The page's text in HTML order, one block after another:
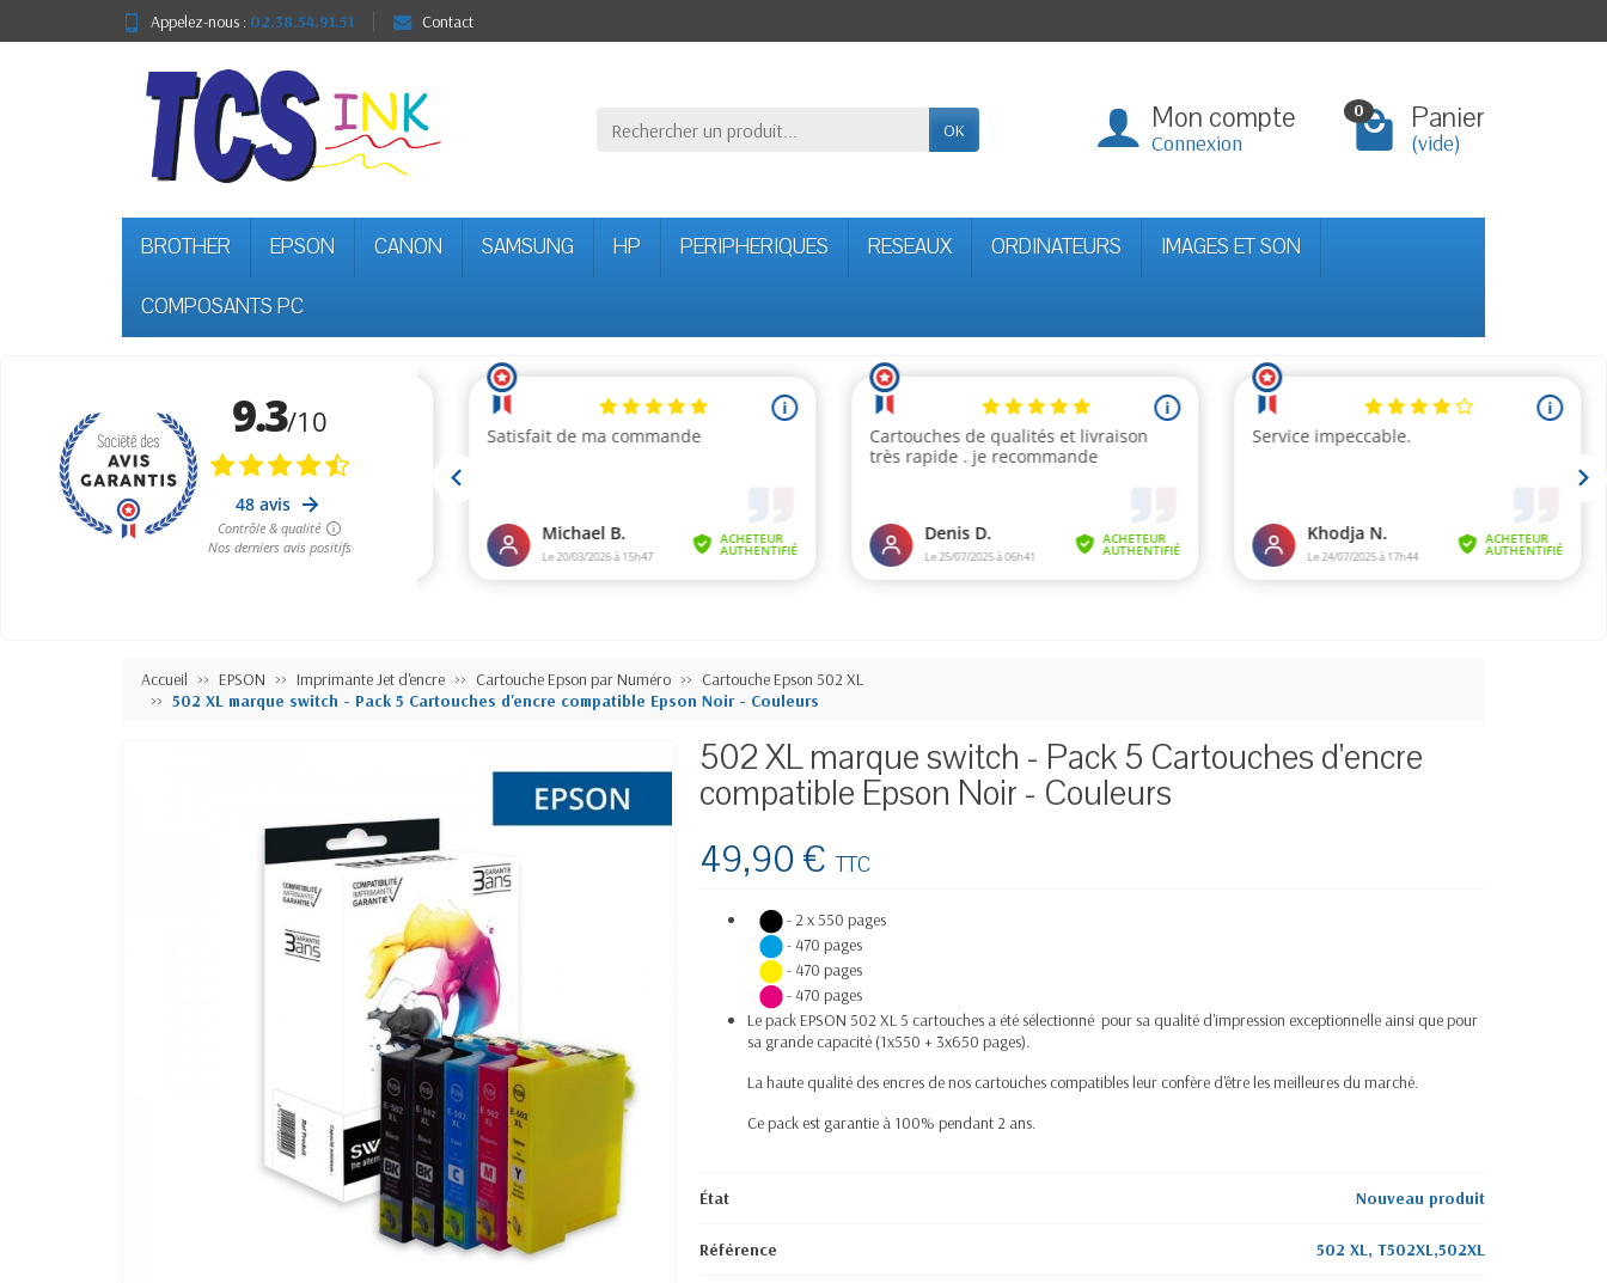
Appelez-nous : 02.38.54.91.51 Contact
OK Mon compte
Connexion
0 Panier
(vide)
BROTHER EPSON CANON SAMSUNG HP PERIPHERIQUES RESEAUX ORDINATEURS IMAGES ET SON
COMPOSANTS PC
Accueil EPSON Imprimante Jet d'encre Cartouche Epson par Numéro
Cartouche Epson 502 XL
502 XL marque switch - Pack 5 Cartouches d'encre compatible Epson Noir - Couleurs
502 XL marque switch - Pack 5 Cartouches d'encre
compatible Epson Noir - Couleurs
49,90 €TTC
-2 x550 pages
-470 pages
-470 pages
-470 pages
Le pack EPSON 502 XL 5 cartouches a été sélectionné pour sa qualité d'impression exceptionnelle ainsi que pour
sa grande capacité (1x550 + 3x650 pages).
La haute qualité des encres de nos cartouches compatibles leur confère d'être les meilleures du marché.
Ce pack est garantie à 100% pendant 2 ans.
État Nouveau produit
Référence 502 XL, T502XL,502XL